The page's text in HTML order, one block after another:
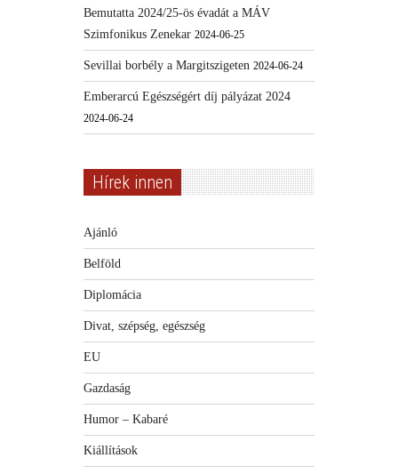
Bemutatta 2024/25-ös évadát a MÁV
Szimfonikus Zenekar 2024-06-25
Sevillai borbély a Margitszigeten 2024-06-24
Emberarcú Egészségért díj pályázat 2024
2024-06-24
Hírek innen
Ajánló
Belföld
Diplomácia
Divat, szépség, egészség
EU
Gazdaság
Humor – Kabaré
Kiállítások